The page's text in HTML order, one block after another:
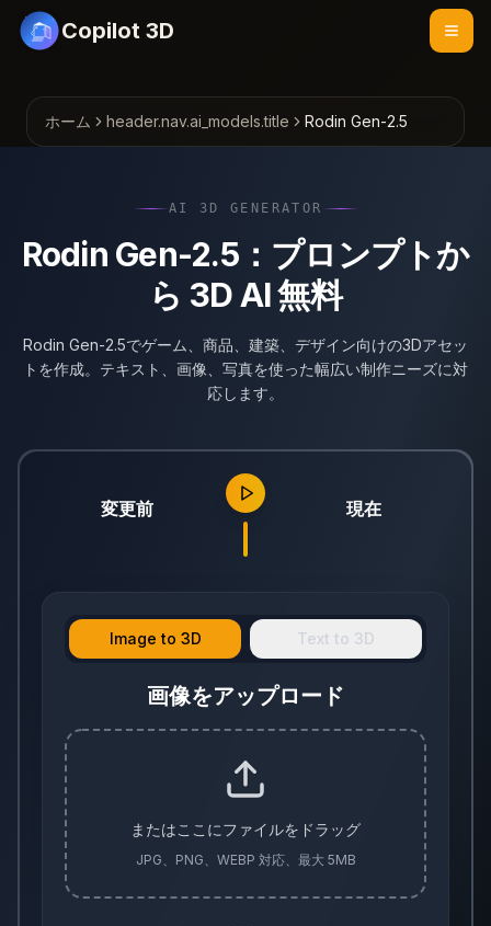
Copilot 3D
ホーム header.nav.ai_models.title Rodin Gen-2.5
AI 3D GENERATOR
Rodin Gen-2.5：プロンプトか
ら 3D AI 無料
Rodin Gen-2.5でゲーム、商品、建築、デザイン向けの3Dアセッ
トを作成。テキスト、画像、写真を使った幅広い制作ニーズに対
応します。
変更前 現在
Image to 3D Text to 3D
画像をアップロード
またはここにファイルをドラッグ
JPG、PNG、WEBP 対応、最大 5MB